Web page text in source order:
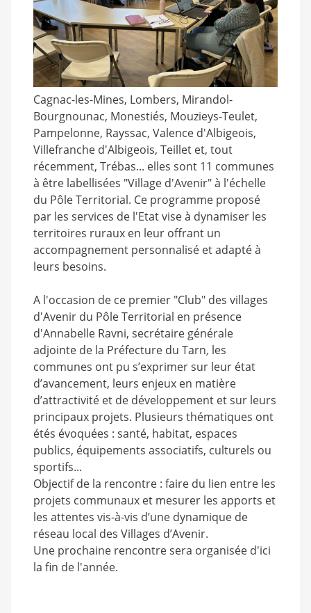
Cagnac-les-Mines, Lombers, Mirandol-
Bourgnounac, Monestiés, Mouzieys-Teulet,
Pampelonne, Rayssac, Valence d'Albigeois,
Villefranche d'Albigeois, Teillet et, tout
récemment, Trébas... elles sont 11 communes
à être labellisées "Village d'Avenir" à l'échelle
du Pôle Territorial. Ce programme proposé
par les services de l'Etat vise à dynamiser les
territoires ruraux en leur offrant un
accompagnement personnalisé et adapté à
leurs besoins.
A l'occasion de ce premier "Club" des villages
d'Avenir du Pôle Territorial en présence
d'Annabelle Ravni, secrétaire générale
adjointe de la Préfecture du Tarn, les
communes ont pu s’exprimer sur leur état
d’avancement, leurs enjeux en matière
d’attractivité et de développement et sur leurs
principaux projets. Plusieurs thématiques ont
étés évoquées : santé, habitat, espaces
publics, équipements associatifs, culturels ou
sportifs...
Objectif de la rencontre : faire du lien entre les
projets communaux et mesurer les apports et
les attentes vis-à-vis d’une dynamique de
réseau local des Villages d’Avenir.
Une prochaine rencontre sera organisée d'ici
la fin de l'année.